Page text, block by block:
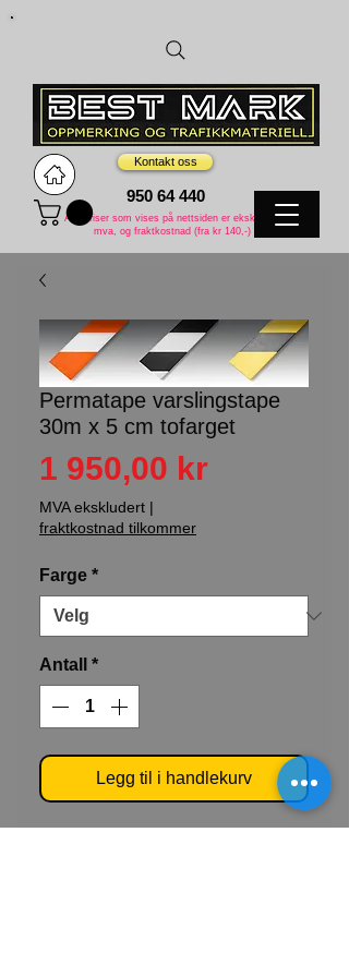
Kontakt oss
950 64 440
Alle priser som vises på nettsiden er eksklusive
mva, og fraktkostnad (fra kr 140,-)
Permatape varslingstape
30m x 5 cm tofarget
1 950,00 krPris
MVA ekskludert |
fraktkostnad tilkommer
Farge *
Antall *
Legg til i handlekurv